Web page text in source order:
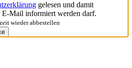
gelesen und damit
E-Mail informiert werden darf.
wieder abbestellen